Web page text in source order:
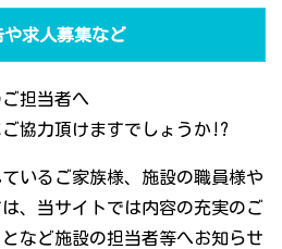
求人募集など
担当者へ
協力頂けますでしょうか!?
いるご家族様、施設の職員様や
、当サイトでは内容の充実のご
など施設の担当者等へお知らせ